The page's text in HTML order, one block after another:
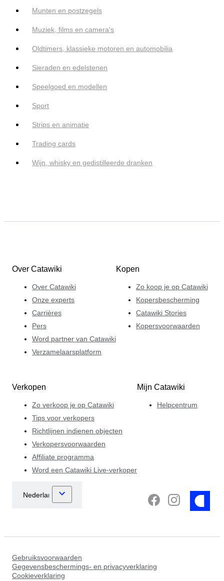
Munten en postzegels
Muziek, films en camera's
Oldtimers, klassieke motoren en automobilia
Sieraden en edelstenen
Speelgoed en modellen
Sport
Strips en animatie
Trading cards
Wijn, whisky en gedistilleerde dranken
Over Catawiki
Over Catawiki
Onze experts
Carrières
Pers
Word partner van Catawiki
Verzamelaarsplatform
Kopen
Zo koop je op Catawiki
Kopersbescherming
Catawiki Stories
Kopersvoorwaarden
Verkopen
Zo verkoop je op Catawiki
Tips voor verkopers
Richtlijnen indienen objecten
Verkopersvoorwaarden
Affiliate programma
Word een Catawiki Live-verkoper
Mijn Catawiki
Helpcentrum
Gebruiksvoorwaarden
Gegevensbeschermings- en privacyverklaring
Cookieverklaring